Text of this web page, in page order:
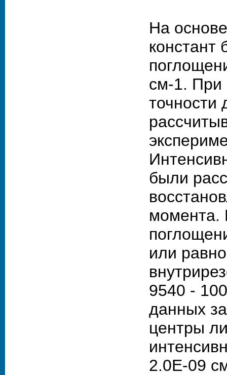
На
констант
см-1. При
точности
были
момента.
или
9540 -
данных
центры
2.0Е-09